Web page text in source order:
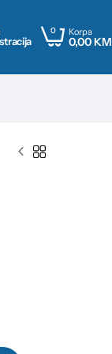
0 Korpa
0,00KM